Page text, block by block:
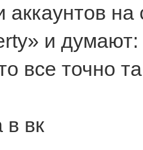
аккаунтов
и
все точно
в вк